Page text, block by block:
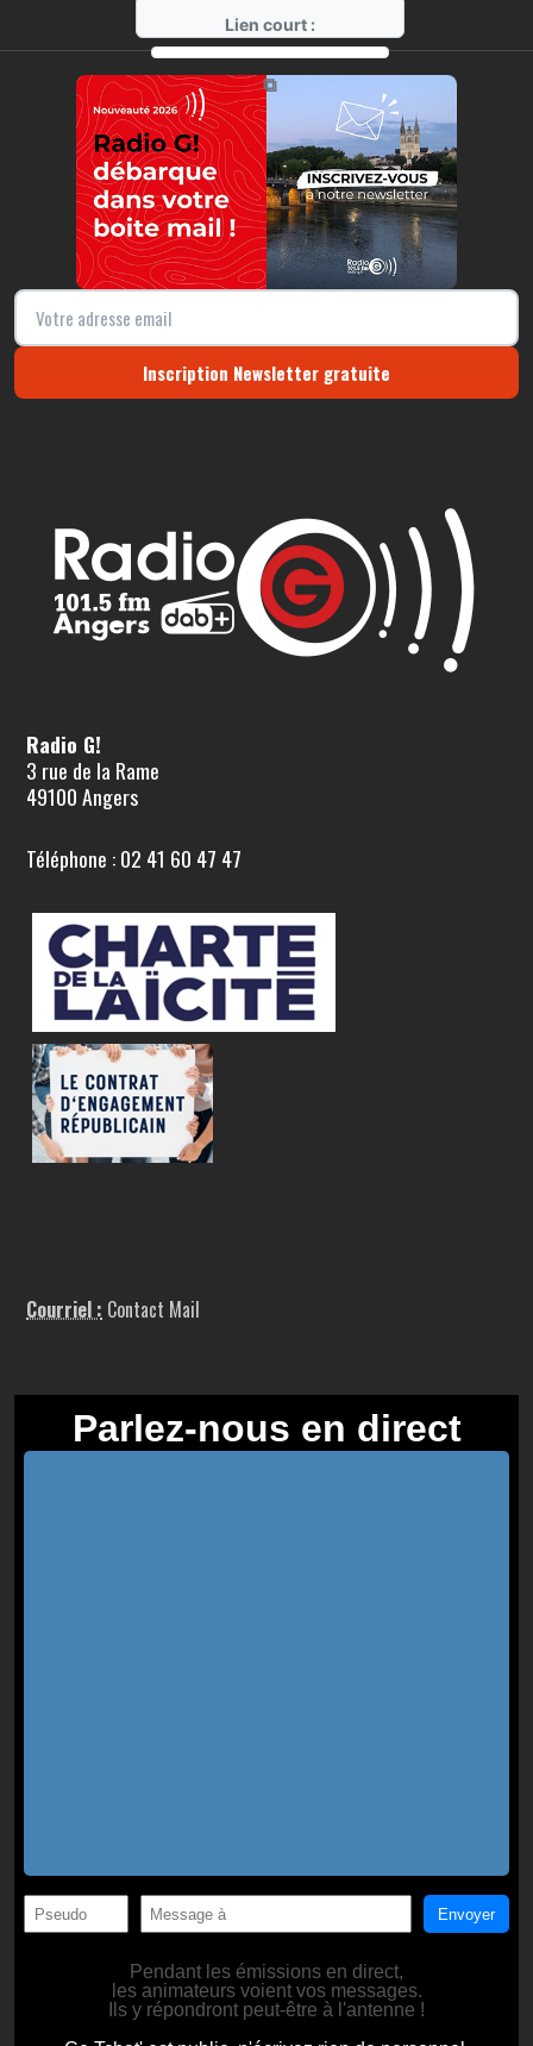
Lien court :
https://radio-g.fr?18023
⧉
Inscription Newsletter gratuite
Radio G!
3 rue de la Rame
49100 Angers
Téléphone : 02 41 60 47 47
Courriel : Contact Mail